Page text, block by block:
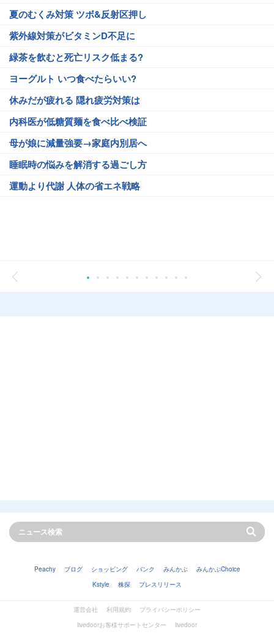
夏のむくみ対策 ツボ&反射区押し
紫外線対策がビタミンD不足に
緑茶を飲むと死亡リスク低まる?
ヨーグルト いつ食べたらいい?
休みだが疲れる 隠れ疲労対策は
内科医が低糖質麺を食べ比べ検証
母が娘に減量強要→家庭内別居へ
睡眠時の悩みを解消する過ごし方
運動より代謝 人体の省エネ戦略
Peachy ブログ ショッピング バンク みんかぶ
みんかぶChoice
Kstyle
株探 プレスリリース
運営会社 利用規約
プライバシーポリシー
livedoorお客様サポートセンター
livedoor